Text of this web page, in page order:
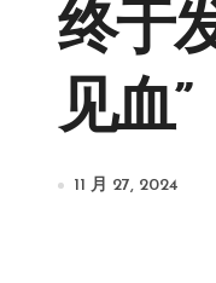
终于
见血”
11 月 27, 2024